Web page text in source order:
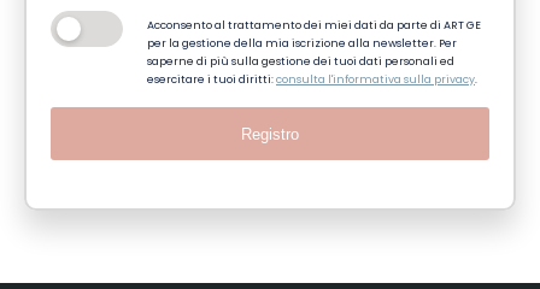
Acconsento al trattamento dei miei dati da parte di ART GE
per la gestione della mia iscrizione alla newsletter. Per
saperne di più sulla gestione dei tuoi dati personali ed
esercitare i tuoi diritti:consulta l'informativa sulla privacy.
Registro